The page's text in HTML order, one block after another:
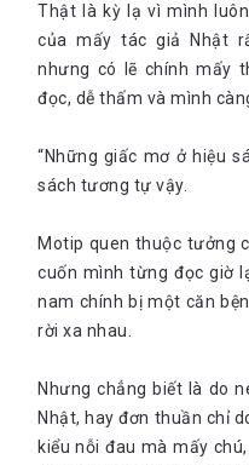
Thật là kỳ lạ vì mình
của mấy tác giả Nhật
nhưng có lẽ chính mấy
đọc, dễ thấm và mình
“Những giấc mơ ở hiệu
sách tương tự vậy.
Motip quen thuộc tưởng
cuốn mình từng đọc giờ
nam chính bị một căn
rời xa nhau.
Nhưng chẳng biết là do
Nhật, hay đơn thuần chỉ
kiểu nỗi đau mà mấy